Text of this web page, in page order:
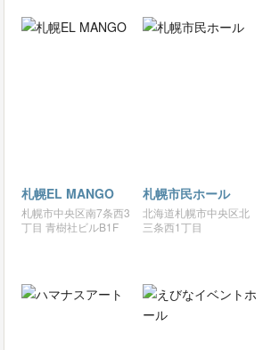
札幌EL MANGO
札幌市中央区南7条西3
丁目 青樹社ビルB1F
札幌市民ホール
北海道札幌市中央区北
三条西1丁目